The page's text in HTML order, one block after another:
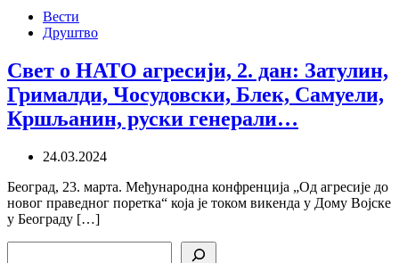
Вести
Друштво
Свет о НАТО агресији, 2. дан: Затулин,
Грималди, Чосудовски, Блек, Самуели,
Кршљанин, руски генерали…
24.03.2024
Београд, 23. марта. Међународна конфренција „Од агресије до
новог праведног поретка“ која је током викенда у Дому Војске
у Београду […]